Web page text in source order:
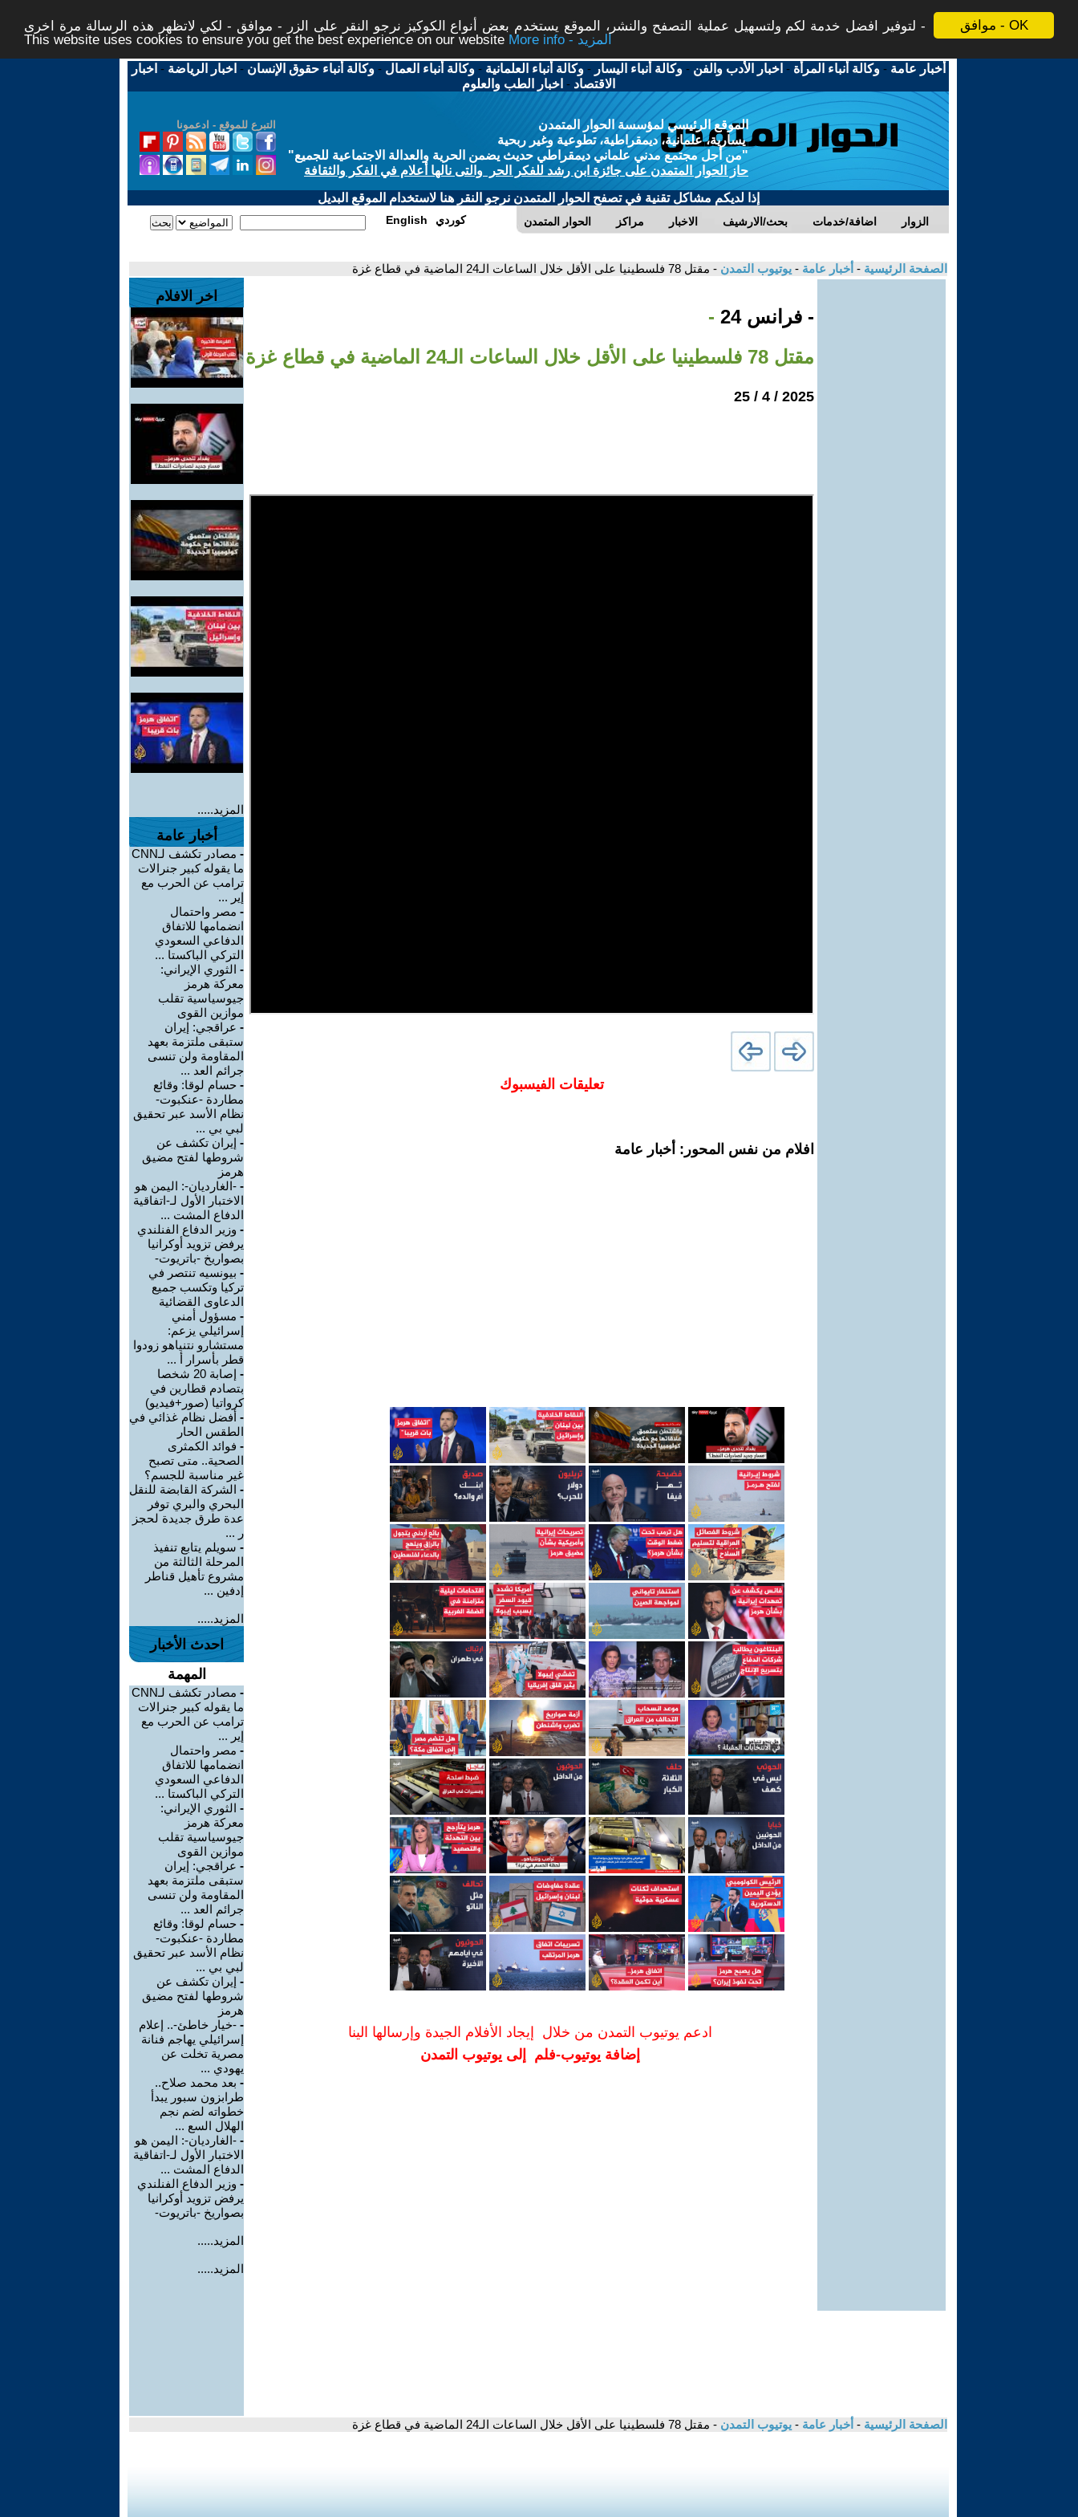
موافق - OK
لتوفير افضل خدمة لكم ولتسهيل عملية التصفح والنشر، الموقع يستخدم بعض أنواع الكوكيز نرجو النقر على الزر - موافق - لكي لاتظهر هذه الرسالة مرة اخرى -
This website uses cookies to ensure you get the best experience on our website
More info - المزيد
أخبار عامة -وكالة أنباء المرأة - اخبار الأدب والفن -وكالة أنباء اليسار -وكالة أنباء العلمانية -وكالة أنباء العمال -وكالة أنباء حقوق الإنسان - اخبار الرياضة - اخبار
الاقتصاد - اخبار الطب والعلوم
التبرع للموقع - ادعمونا
الموقع الرئيسي لمؤسسة الحوار المتمدن
يسارية، علمانية، ديمقراطية، تطوعية وغير ربحية
"من أجل مجتمع مدني علماني ديمقراطي حديث يضمن الحرية والعدالة الاجتماعية للجميع"
حاز الحوار المتمدن على جائزة ابن رشد للفكر الحر والتى نالها أعلام في الفكر والثقافة
إذا لديكم مشاكل تقنية في تصفح الحوار المتمدن نرجو النقر هنا لاستخدام الموقع البديل
الحوار المتمدن مراكز الاخبار بحث/الارشيف اضافة/خدمات الزوار English كوردي
الصفحة الرئيسية - أخبار عامة - يوتيوب التمدن - مقتل 78 فلسطينيا على الأقل خلال الساعات الـ24 الماضية في قطاع غزة
- فرانس 24
-
مقتل 78 فلسطينيا على الأقل خلال الساعات الـ24 الماضية في قطاع غزة
2025 / 4 / 25
تعليقات الفيسبوك
افلام من نفس المحور: أخبار عامة
ادعم يوتيوب التمدن من خلال إيجاد الأفلام الجيدة وإرسالها الينا
إضافة يوتيوب-فلم إلى يوتيوب التمدن
اخر الافلام
المزيد.....
أخبار عامة
-
مصادر تكشف لـCNN
ما يقوله كبير جنرالات
ترامب عن الحرب مع
إير ...
- مصر واحتمال
انضمامها للاتفاق
الدفاعي السعودي
التركي الباكستا ...
- الثوري الإيراني:
معركة هرمز
جيوسياسية تقلب
موازين القوى
- عراقجي: إيران
ستبقى ملتزمة بعهد
المقاومة ولن تنسى
جرائم العد ...
- حسام لوقا: وقائع
مطاردة -عنكبوت-
نظام الأسد عبر تحقيق
لبي بي ...
- إيران تكشف عن
شروطها لفتح مضيق
هرمز
- -الغارديان-: اليمن هو
الاختبار الأول لـ-اتفاقية
الدفاع المشت ...
- وزير الدفاع الفنلندي
يرفض تزويد أوكرانيا
بصواريخ -باتريوت-
- بيونسيه تنتصر في
تركيا وتكسب جميع
الدعاوى القضائية
- مسؤول أمني
إسرائيلي يزعم:
مستشارو نتنياهو زودوا
قطر بأسرار أ ...
-
إصابة 20 شخصا
بتصادم قطارين في
كرواتيا (صور+فيديو)
- أفضل نظام غذائي في
الطقس الحار
- فوائد الكمثرى
الصحية.. متى تصبح
غير مناسبة للجسم؟
- الشركة القابضة للنقل
البحري والبري توفر
عدة طرق جديدة لحجز
ر ...
- سويلم يتابع تنفيذ
المرحلة الثالثة من
مشروع تأهيل قناطر
إدفين ...
المزيد.....
احدث الأخبار
المهمة
-
مصادر تكشف لـCNN
ما يقوله كبير جنرالات
ترامب عن الحرب مع
إير ...
- مصر واحتمال
انضمامها للاتفاق
الدفاعي السعودي
التركي الباكستا ...
- الثوري الإيراني:
معركة هرمز
جيوسياسية تقلب
موازين القوى
- عراقجي: إيران
ستبقى ملتزمة بعهد
المقاومة ولن تنسى
جرائم العد ...
- حسام لوقا: وقائع
مطاردة -عنكبوت-
نظام الأسد عبر تحقيق
لبي بي ...
- إيران تكشف عن
شروطها لفتح مضيق
هرمز
- -خيار خاطئ-.. إعلام
إسرائيلي يهاجم فنانة
مصرية تخلت عن
يهودي ...
- بعد محمد صلاح..
طرابزون سبور يبدأ
خطواته لضم نجم
الهلال السع ...
- -الغارديان-: اليمن هو
الاختبار الأول لـ-اتفاقية
الدفاع المشت ...
- وزير الدفاع الفنلندي
يرفض تزويد أوكرانيا
بصواريخ -باتريوت-
المزيد.....
المزيد.....
الصفحة الرئيسية - أخبار عامة - يوتيوب التمدن - مقتل 78 فلسطينيا على الأقل خلال الساعات الـ24 الماضية في قطاع غزة